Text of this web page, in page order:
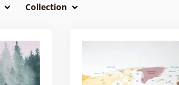
Collection